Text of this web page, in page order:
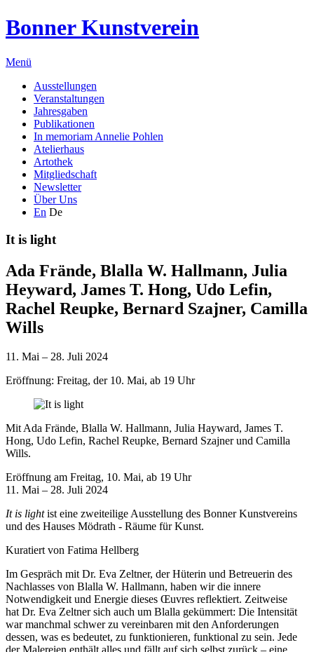
Bonner Kunstverein
Menü
Ausstellungen
Veranstaltungen
Jahresgaben
Publikationen
In memoriam Annelie Pohlen
Atelierhaus
Artothek
Mitgliedschaft
Newsletter
Über Uns
En De
It is light
Ada Frände, Blalla W. Hallmann, Julia
Heyward, James T. Hong, Udo Lefin,
Rachel Reupke, Bernard Szajner, Camilla
Wills
11. Mai – 28. Juli 2024
Eröffnung: Freitag, der 10. Mai, ab 19 Uhr
MitAda Frände, Blalla W. Hallmann, Julia Hayward, James T.
Hong, Udo Lefin, Rachel Reupke, Bernard Szajnerund Camilla
Wills.
Eröffnung am Freitag, 10. Mai, ab 19 Uhr
11. Mai – 28. Juli 2024
It is lightist eine zweiteilige Ausstellung des Bonner Kunstvereins
und des Hauses Mödrath - Räume für Kunst.
Kuratiert von Fatima Hellberg
Im Gespräch mit Dr. Eva Zeltner, der Hüterin und Betreuerin des
Nachlasses von Blalla W. Hallmann, haben wir die innere
Notwendigkeit und Energie dieses Œuvres reflektiert. Zeitweise
hat Dr. Eva Zeltner sich auch um Blalla gekümmert: Die Intensität
war manchmal schwer zu vereinbaren mit den Anforderungen
dessen, was es bedeutet, zu funktionieren, funktional zu sein. Jede